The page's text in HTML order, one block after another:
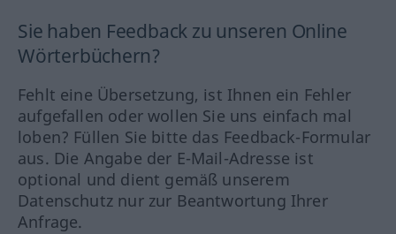
Sie haben Feedback zu unseren Online
Wörterbüchern?
Fehlt eine Übersetzung, ist Ihnen ein Fehler
aufgefallen oder wollen Sie uns einfach mal
loben? Füllen Sie bitte das Feedback-Formular
aus. Die Angabe der E-Mail-Adresse ist
optional und dient gemäß unserem
Datenschutz nur zur Beantwortung Ihrer
Anfrage.